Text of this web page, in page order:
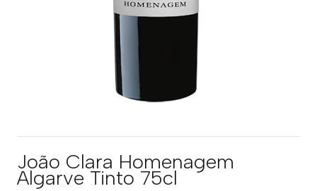
João Clara Homenagem
Algarve Tinto 75cl